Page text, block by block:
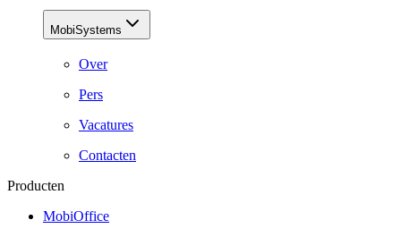
MobiSystems
Over
Pers
Vacatures
Contacten
Producten
MobiOffice